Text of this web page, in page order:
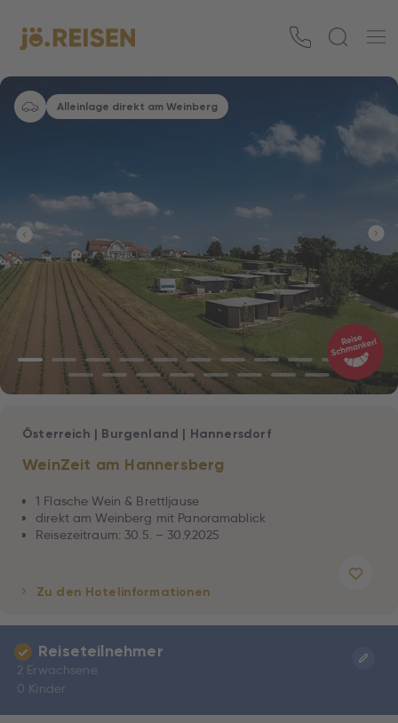
Alleinlage direkt am Weinberg
WeinZeit am Hannersberg
Österreich | Burgenland | Hannersdorf
1 Flasche Wein & Brettljause
direkt am Weinberg mit Panoramablick
Reisezeitraum: 30.5. – 30.9.2025
Zu den Hotelinformationen
Reiseteilnehmer
2 Erwachsene
0 Kinder